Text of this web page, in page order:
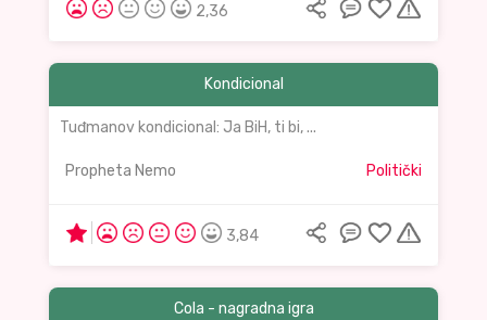
2,36
Kondicional
Tuđmanov kondicional: Ja BiH, ti bi, ...
Propheta Nemo Politički
3,84
Cola - nagradna igra